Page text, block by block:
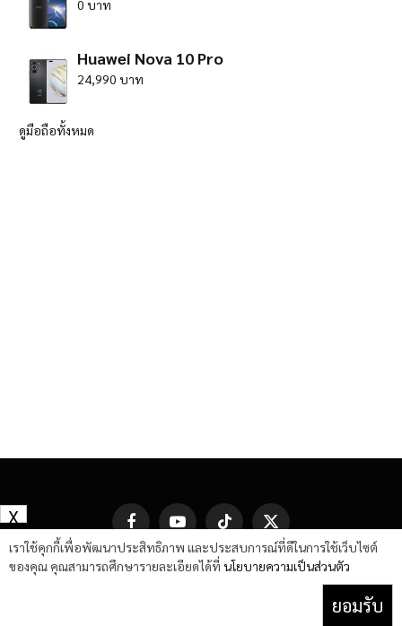
0 บาท
Huawei Nova 10 Pro
24,990 บาท
ดูมือถือทั้งหมด
FacebookYouTube TikTok
X
(Twitter)
เราใช้คุกกี้เพื่อพัฒนาประสิทธิภาพ และประสบการณ์ที่ดีในการใช้เว็บไซต์
ของคุณ คุณสามารถศึกษารายละเอียดได้ที่ นโยบายความเป็นส่วนตัว
ยอมรับ
X